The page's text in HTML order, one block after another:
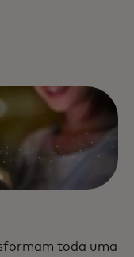
toda uma